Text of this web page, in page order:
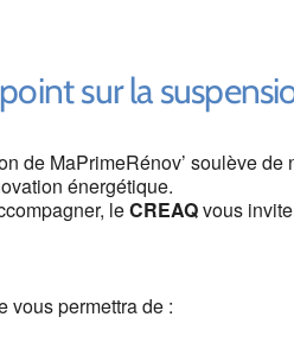
sur la
de MaPrimeRénov’ soulève
énergétique.
leCREAQvous
vous permettra de :